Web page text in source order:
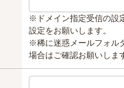
※ドメイン指定受信の設
設定をお願いします。
※稀に迷惑メールフォル
場合はご確認お願いしま